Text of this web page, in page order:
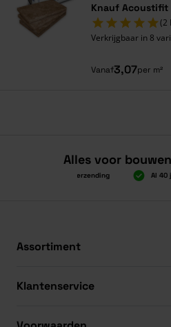
Knauf Acoustifit
(2
Verkrijgbaar in 8
Vanaf3,07per m²
Alles voor
2.000 gratis verzending Al 40
Assortiment
Klantenservice